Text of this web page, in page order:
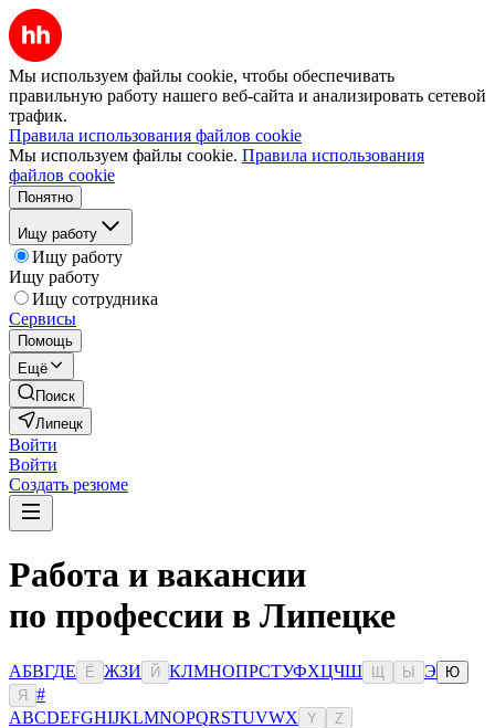
Мы используем файлы cookie, чтобы обеспечивать
правильную работу нашего веб-сайта и анализировать сетевой
трафик.
Правила использования файлов cookie
Мы используем файлы cookie. Правила использования
файлов cookie
Понятно
Ищу работу
Ищу работу
Ищу работу
Ищу сотрудника
Сервисы
Помощь
Ещё
Поиск
Липецк
Войти
Войти
Создать резюме
Работа и вакансии
по профессии в Липецке
АБВГДЕ Ё ЖЗИ Й КЛМНОПРСТУФХЦЧШ Ы Э
Ю
Я
#
ABCDEFGHIJKLMNOPQRSTUVWX Y Z